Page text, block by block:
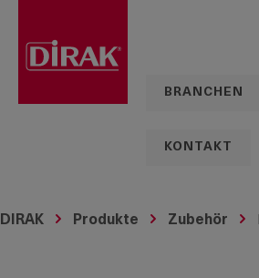
BRANCHEN
KONTAKT
DIRAK Produkte Zubehör